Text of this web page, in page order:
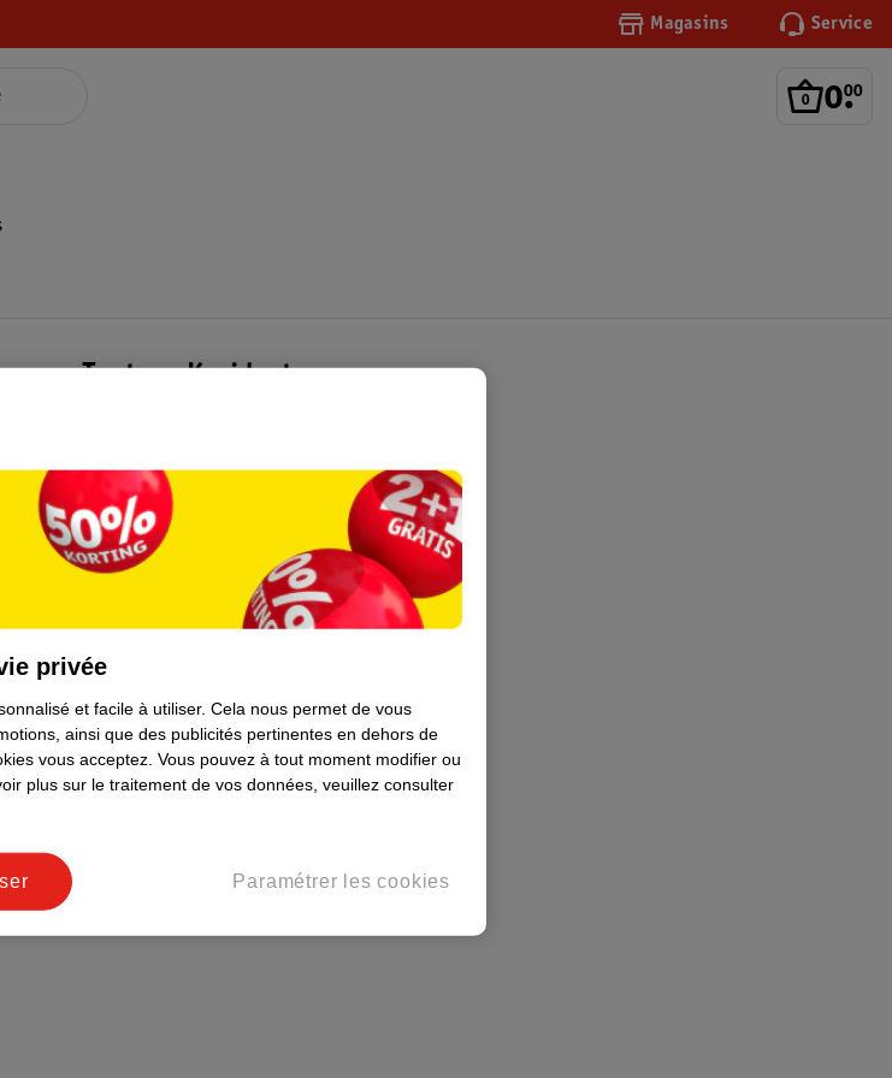
Magasins Service
0.
00
Tout sur Kruidvat
Formule commerciale
Coordonnées de l’entreprise
Plus durable
privée
et facile à utiliser. Cela nous permet de vous
ainsi que des publicités pertinentes en dehors de
vous acceptez. Vous pouvez à tout moment modifier ou
plus sur le traitement de vos données, veuillez consulter
Paramétrer les cookies